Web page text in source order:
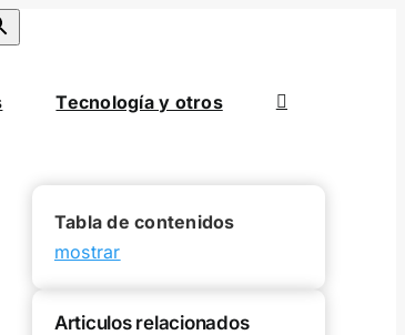
Tecnología y otros
Tabla de contenidos
mostrar
Articulos relacionados